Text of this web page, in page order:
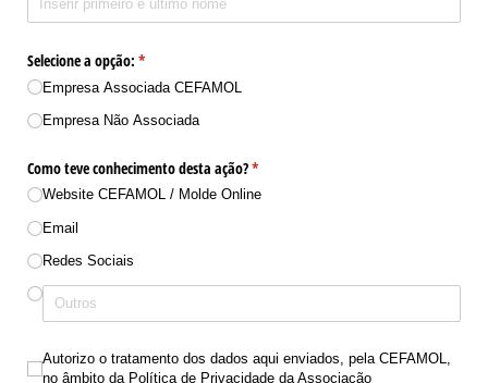
Selecione a opção: *
(obrigatório)
Empresa Associada CEFAMOL
Empresa Não Associada
Como teve conhecimento desta ação?*
(obrigatório)
Website CEFAMOL /​ Molde Online
Email
Redes Sociais
Autorizo o tratamento dos dados aqui enviados, pela CEFAMOL, no âmbito
Autorizo o tratamento dos dados aqui enviados, pela CEFAMOL,
no âmbito da Política de Privacidade da Associação